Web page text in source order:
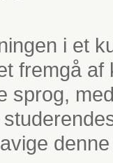
i et
fremgå
sprog,